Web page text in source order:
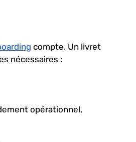
compte. Un livret
nécessaires :
opérationnel,